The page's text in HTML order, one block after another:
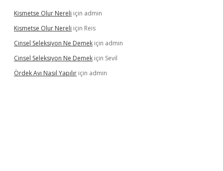
Kismetse Olur Nereli için admin
Kismetse Olur Nereli için Reis
Cinsel Seleksiyon Ne Demek için admin
Cinsel Seleksiyon Ne Demek için Sevil
Ördek Avı Nasıl Yapılır için admin